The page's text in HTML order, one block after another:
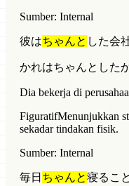
Sumber: Internal
彼はちゃんと した会
かれはちゃんとした
Dia bekerja di
FiguratifMenunjukkan
sekadar tindakan fisik.
Sumber: Internal
毎日 ちゃんと寝るこ